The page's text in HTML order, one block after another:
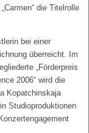
die Titelrolle
bei einer
überreicht. Im
„Förderpreis
2006“ wird die
Kopatchinskaja
Studioproduktionen